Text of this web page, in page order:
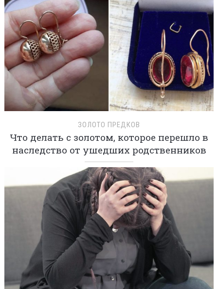
ЗОЛОТО ПРЕДКОВ
Что делать с золотом, которое перешло в
наследство от ушедших родственников